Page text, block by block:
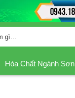
Hóa Chất Ngành Sơn